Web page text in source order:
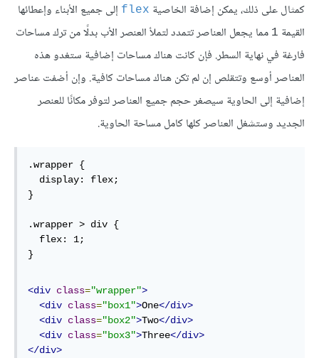
كمثال على ذلك، يمكن إضافة الخاصية flex إلى جميع الأبناء وإعطائها
القيمة 1 مما يجعل العناصر تتمدد لتملأ العنصر الأب بدلًا من ترك مساحات
فارغة في نهاية السطر. فإن كانت هناك مساحات إضافية ستغدو هذه
العناصر أوسع وتتقلص إن لم تكن هناك مساحات كافية. وإن أضفت عناصر
إضافية إلى الحاوية سيصغر حجم جميع العناصر لتوفر مكانًا للعنصر
الجديد وستشغل العناصر كلها كامل مساحة الحاوية.
.wrapper {
}
.wrapper > div {
}
<div class="wrapper">
<div class="box1">One</div>
<div class="box2">Two</div>
<div class="box3">Three</div>
</div>